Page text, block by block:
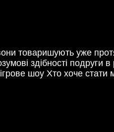
товаришують уже
здібності подруги
шоу Хто хоче